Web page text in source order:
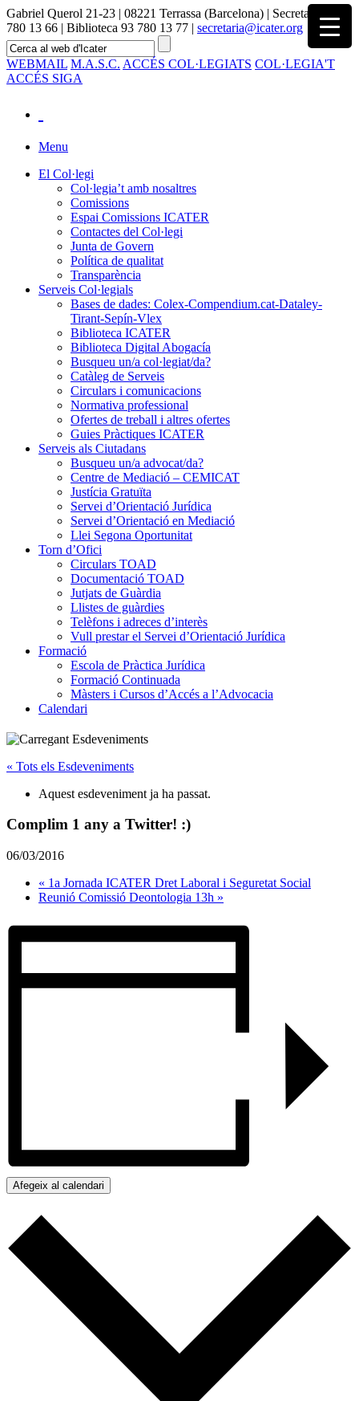
Gabriel Querol 21-23 | 08221 Terrassa (Barcelona) | Secretaria 93
780 13 66 | Biblioteca 93 780 13 77 | secretaria@icater.org
WEBMAIL M.A.S.C. ACCÉS COL·LEGIATS COL·LEGIA'T
ACCÉS SIGA
Menu
El Col·legi
Col·legia’t amb nosaltres
Comissions
Espai Comissions ICATER
Contactes del Col·legi
Junta de Govern
Política de qualitat
Transparència
Serveis Col·legials
Bases de dades: Colex-Compendium.cat-Dataley-
Tirant-Sepín-Vlex
Biblioteca ICATER
Biblioteca Digital Abogacía
Busqueu un/a col·legiat/da?
Catàleg de Serveis
Circulars i comunicacions
Normativa professional
Ofertes de treball i altres ofertes
Guies Pràctiques ICATER
Serveis als Ciutadans
Busqueu un/a advocat/da?
Centre de Mediació – CEMICAT
Justícia Gratuïta
Servei d’Orientació Jurídica
Servei d’Orientació en Mediació
Llei Segona Oportunitat
Torn d’Ofici
Circulars TOAD
Documentació TOAD
Jutjats de Guàrdia
Llistes de guàrdies
Telèfons i adreces d’interès
Vull prestar el Servei d’Orientació Jurídica
Formació
Escola de Pràctica Jurídica
Formació Continuada
Màsters i Cursos d’Accés a l’Advocacia
Calendari
« Tots els Esdeveniments
Aquest esdeveniment ja ha passat.
Complim 1 any a Twitter! :)
06/03/2016
« 1a Jornada ICATER Dret Laboral i Seguretat Social
Reunió Comissió Deontologia 13h »
Afegeix al calendari